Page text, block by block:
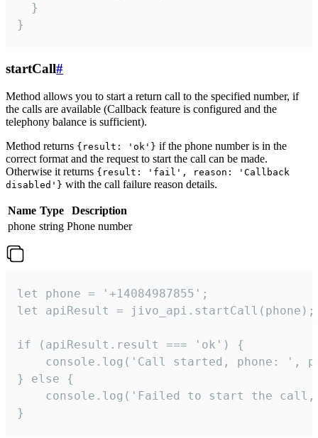
  }
}
startCall#
Method allows you to start a return call to the specified number, if
the calls are available (Callback feature is configured and the
telephony balance is sufficient).
Method returns {result: 'ok'} if the phone number is in the
correct format and the request to start the call can be made.
Otherwise it returns {result: 'fail', reason: 'Callback
disabled'} with the call failure reason details.
Name Type
Description
phone string Phone number
let phone = '+14084987855';
let apiResult = jivo_api.startCall(phone);
if (apiResult.result === 'ok') {
console.log('Call started, phone: ',
} else {
console.log('Failed to start the
}